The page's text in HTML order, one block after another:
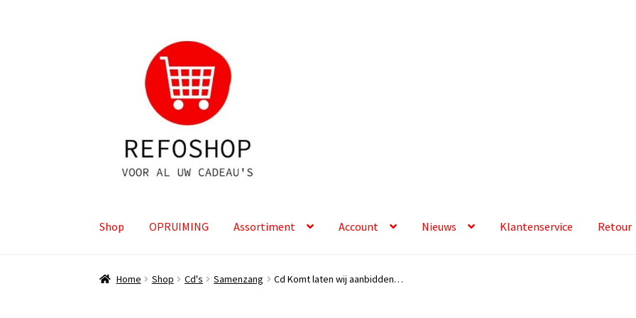
Shop OPRUIMING Assortiment Account Nieuws Klantenservice Retour
Home Shop Cd's Samenzang Cd Komt laten wij aanbidden…